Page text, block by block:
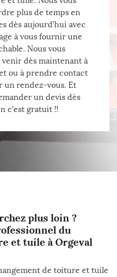
plus de temps en
dès aujourd’hui avec
à vous fournir une
Nous vous
dès maintenant à
ou à prendre contact
un rendez-vous. Et
un devis dès
c’est gratuit !!
plus loin ?
du
et tuile à Orgeval
de toiture et tuile